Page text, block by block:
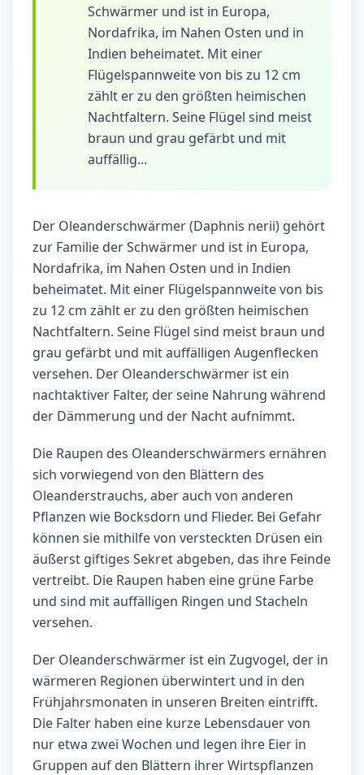
Schwärmer und ist in Europa,
Nordafrika, im Nahen Osten und in
Indien beheimatet. Mit einer
Flügelspannweite von bis zu 12 cm
zählt er zu den größten heimischen
Nachtfaltern. Seine Flügel sind meist
braun und grau gefärbt und mit
auffällig...
Der Oleanderschwärmer (Daphnis nerii) gehört
zur Familie der Schwärmer und ist in Europa,
Nordafrika, im Nahen Osten und in Indien
beheimatet. Mit einer Flügelspannweite von bis
zu 12 cm zählt er zu den größten heimischen
Nachtfaltern. Seine Flügel sind meist braun und
grau gefärbt und mit auffälligen Augenflecken
versehen. Der Oleanderschwärmer ist ein
nachtaktiver Falter, der seine Nahrung während
der Dämmerung und der Nacht aufnimmt.
Die Raupen des Oleanderschwärmers ernähren
sich vorwiegend von den Blättern des
Oleanderstrauchs, aber auch von anderen
Pflanzen wie Bocksdorn und Flieder. Bei Gefahr
können sie mithilfe von versteckten Drüsen ein
äußerst giftiges Sekret abgeben, das ihre Feinde
vertreibt. Die Raupen haben eine grüne Farbe
und sind mit auffälligen Ringen und Stacheln
versehen.
Der Oleanderschwärmer ist ein Zugvogel, der in
wärmeren Regionen überwintert und in den
Frühjahrsmonaten in unseren Breiten eintrifft.
Die Falter haben eine kurze Lebensdauer von
nur etwa zwei Wochen und legen ihre Eier in
Gruppen auf den Blättern ihrer Wirtspflanzen